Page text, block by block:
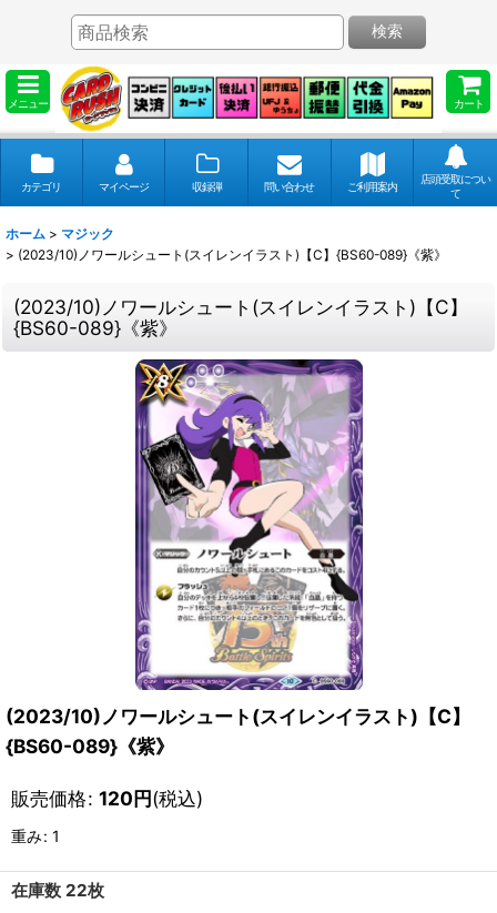
メニュー カート
検索
カテゴリ マイページ 収録弾 問い合わせ ご利用案内
店頭受取につい
て
ホーム > マジック
> (2023/10)ノワールシュート(スイレンイラスト)【C】{BS60-089}《紫》
(2023/10)ノワールシュート(スイレンイラスト)【C】
{BS60-089}《紫》
(2023/10)ノワールシュート(スイレンイラスト)【C】
{BS60-089}《紫》
販売価格: 120円(税込)
重み: 1
在庫数 22枚